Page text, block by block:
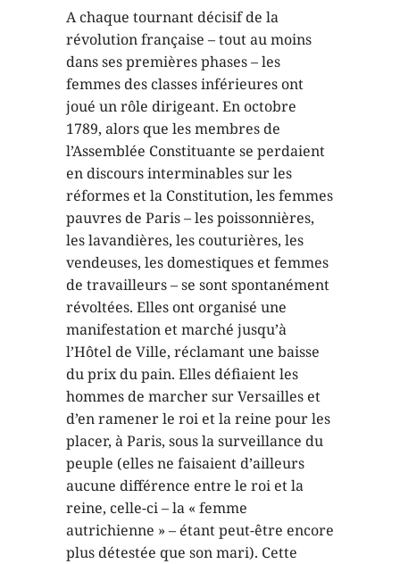
A chaque tournant décisif de la
révolution française – tout au moins
dans ses premières phases – les
femmes des classes inférieures ont
joué un rôle dirigeant. En octobre
1789, alors que les membres de
l’Assemblée Constituante se perdaient
en discours interminables sur les
réformes et la Constitution, les femmes
pauvres de Paris – les poissonnières,
les lavandières, les couturières, les
vendeuses, les domestiques et femmes
de travailleurs – se sont spontanément
révoltées. Elles ont organisé une
manifestation et marché jusqu’à
l’Hôtel de Ville, réclamant une baisse
du prix du pain. Elles défiaient les
hommes de marcher sur Versailles et
d’en ramener le roi et la reine pour les
placer, à Paris, sous la surveillance du
peuple (elles ne faisaient d’ailleurs
aucune différence entre le roi et la
reine, celle-ci – la « femme
autrichienne » – étant peut-être encore
plus détestée que son mari). Cette